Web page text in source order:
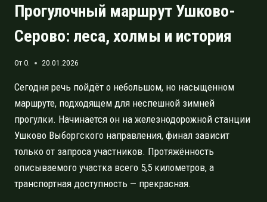
Прогулочный маршрут Ушково-
Серово: леса, холмы и история
ОтO. 20.01.2026
Сегодня речь пойдёт о небольшом, но насыщенном
маршруте, подходящем для неспешной зимней
прогулки. Начинается он на железнодорожной станции
Ушково Выборгского направления, финал зависит
только от запроса участников. Протяжённость
описываемого участка всего 5,5 километров, а
транспортная доступность — прекрасная.